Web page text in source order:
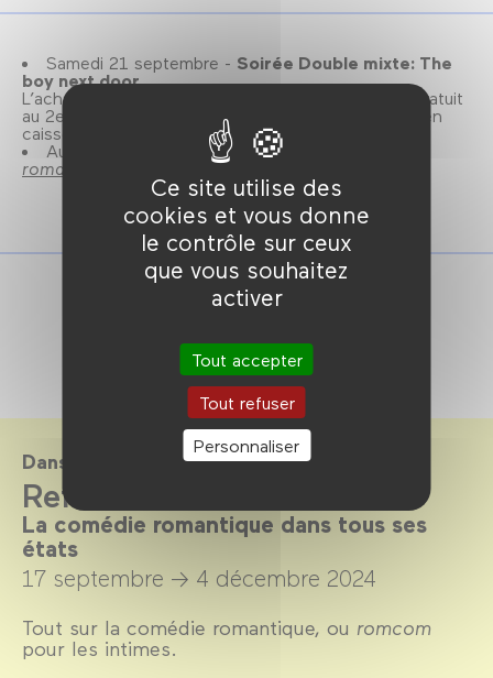
Ce site utilise des
cookies et vous donne
le contrôle sur ceux
que vous souhaitez
activer
Tout accepter
Tout refuser
Personnaliser
Samedi 21 septembre - Soirée Double mixte: The
boy next door.
L’achat d’un billet pour un des films donne accès gratuit
au 2e, dans la limite des places disponibles (retrait en
caisse le jour de la projection).
Autre film de la soirée Double Mixte :
romaines
Dans le cadre de
Refaire l'amour
La comédie romantique dans tous ses
états
17 septembre → 4 décembre 2024
Tout sur la comédie romantique, ou romcom
pour les intimes.